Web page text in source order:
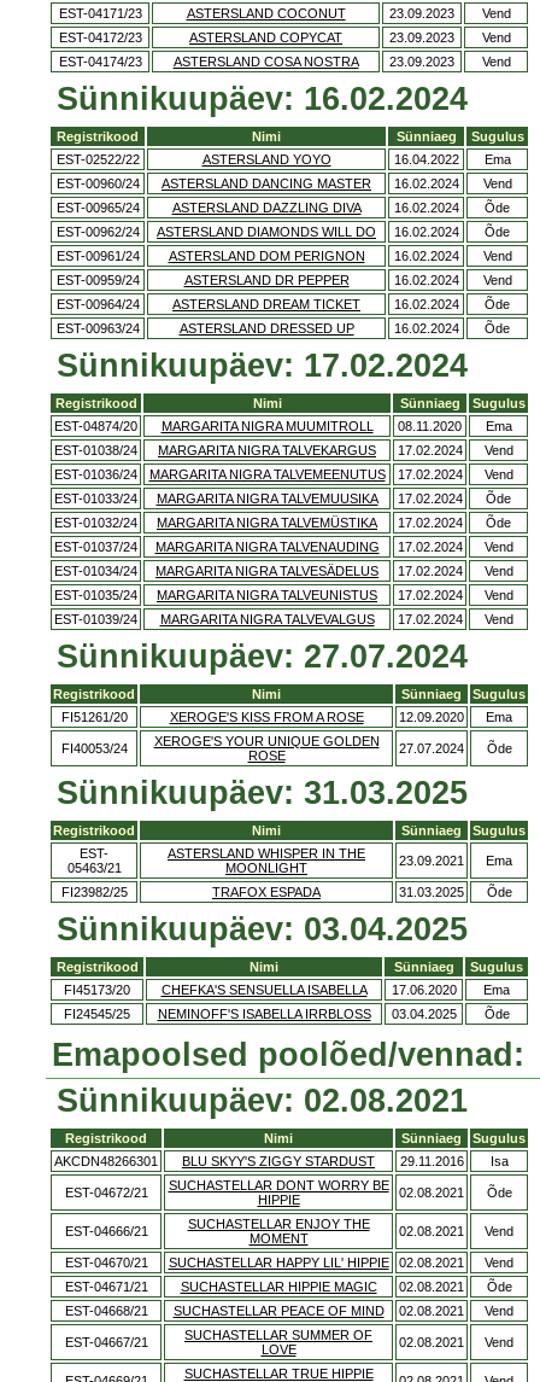
EST-04171/23
ASTERSLAND COCONUT 23.09.2023
Vend
EST-04172/23
ASTERSLAND COPYCAT 23.09.2023
Vend
EST-04174/23
ASTERSLAND COSA NOSTRA 23.09.2023 Vend
Sünnikuupäev: 16.02.2024
Registrikood Nimi Sünniaeg
Sugulus
EST-02522/22
ASTERSLAND YOYO 16.04.2022
Ema
EST-00960/24
ASTERSLAND DANCING MASTER 16.02.2024
Vend
EST-00965/24
ASTERSLAND DAZZLING DIVA 16.02.2024
Õde
EST-00962/24
ASTERSLAND DIAMONDS WILL DO 16.02.2024
Õde
EST-00961/24
ASTERSLAND DOM PERIGNON 16.02.2024
Vend
EST-00959/24
ASTERSLAND DR PEPPER 16.02.2024
Vend
EST-00964/24
ASTERSLAND DREAM TICKET 16.02.2024
Õde
EST-00963/24
ASTERSLAND DRESSED UP 16.02.2024 Õde
Sünnikuupäev: 17.02.2024
Registrikood Nimi Sünniaeg
Sugulus
EST-04874/20
MARGARITA NIGRA MUUMITROLL 08.11.2020
Ema
EST-01038/24
MARGARITA NIGRA TALVEKARGUS 17.02.2024
Vend
EST-01036/24
MARGARITA NIGRA TALVEMEENUTUS 17.02.2024
Vend
EST-01033/24
MARGARITA NIGRA TALVEMUUSIKA 17.02.2024
Õde
EST-01032/24
MARGARITA NIGRA TALVEMÜSTIKA 17.02.2024
Õde
EST-01037/24
MARGARITA NIGRA TALVENAUDING 17.02.2024
Vend
EST-01034/24
MARGARITA NIGRA TALVESÄDELUS 17.02.2024
Vend
EST-01035/24
MARGARITA NIGRA TALVEUNISTUS 17.02.2024
Vend
EST-01039/24
MARGARITA NIGRA TALVEVALGUS 17.02.2024 Vend
Sünnikuupäev: 27.07.2024
Registrikood Nimi Sünniaeg
Sugulus
FI51261/20
XEROGE'S KISS FROM A ROSE 12.09.2020 Ema
FI40053/24
XEROGE'S YOUR UNIQUE GOLDEN
ROSE
27.07.2024 Õde
Sünnikuupäev: 31.03.2025
Registrikood Nimi Sünniaeg
Sugulus
EST-
05463/21
ASTERSLAND WHISPER IN THE
MOONLIGHT
23.09.2021 Ema
FI23982/25 TRAFOX ESPADA 31.03.2025 Õde
Sünnikuupäev: 03.04.2025
Registrikood Nimi Sünniaeg
Sugulus
FI45173/20
CHEFKA'S SENSUELLA ISABELLA 17.06.2020
Ema
FI24545/25
NEMINOFF'S ISABELLA IRRBLOSS 03.04.2025 Õde
Emapoolsed poolõed/vennad:
Sünnikuupäev: 02.08.2021
Registrikood Nimi Sünniaeg
Sugulus
AKCDN48266301
BLU SKYY'S ZIGGY STARDUST 29.11.2016 Isa
EST-04672/21
SUCHASTELLAR DONT WORRY BE
HIPPIE
02.08.2021 Õde
EST-04666/21
SUCHASTELLAR ENJOY THE
MOMENT
02.08.2021 Vend
EST-04670/21 SUCHASTELLAR HAPPY LIL' HIPPIE 02.08.2021
Vend
EST-04671/21
SUCHASTELLAR HIPPIE MAGIC 02.08.2021
Õde
EST-04668/21
SUCHASTELLAR PEACE OF MIND 02.08.2021 Vend
EST-04667/21
SUCHASTELLAR SUMMER OF
LOVE
02.08.2021 Vend
SUCHASTELLAR TRUE HIPPIE